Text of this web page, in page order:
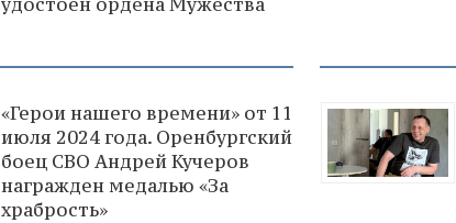
«Герои нашего времени» от 11
июля 2024 года. Оренбургский
боец СВО Андрей Кучеров
награжден медалью «За
храбрость»